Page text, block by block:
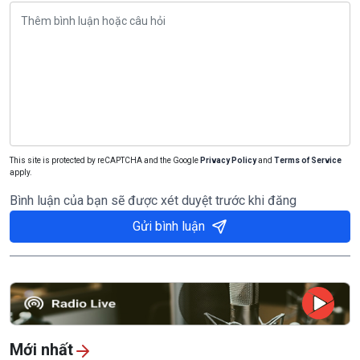
This site is protected by reCAPTCHA and the Google Privacy Policyand Terms of Service
apply.
Bình luận của bạn sẽ được xét duyệt trước khi đăng
Gửi bình luận
Mới nhất